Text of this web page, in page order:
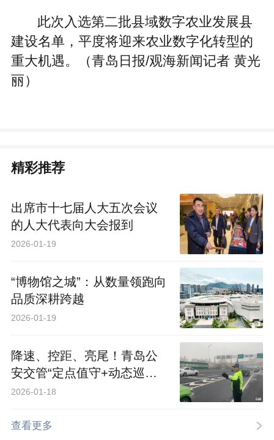
此次入选第二批县域数字农业发展县
建设名单，平度将迎来农业数字化转型的
重大机遇。（青岛日报/观海新闻记者 黄光
丽）
精彩推荐
出席市十七届人大五次会议
的人大代表向大会报到
2026-01-19
“博物馆之城”：从数量领跑向
品质深耕跨越
2026-01-19
降速、控距、亮尾！青岛公
安交管“定点值守+动态巡逻
+应急备勤”保障交通秩序
2026-01-18
查看更多